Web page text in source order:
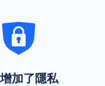
增加了隱私